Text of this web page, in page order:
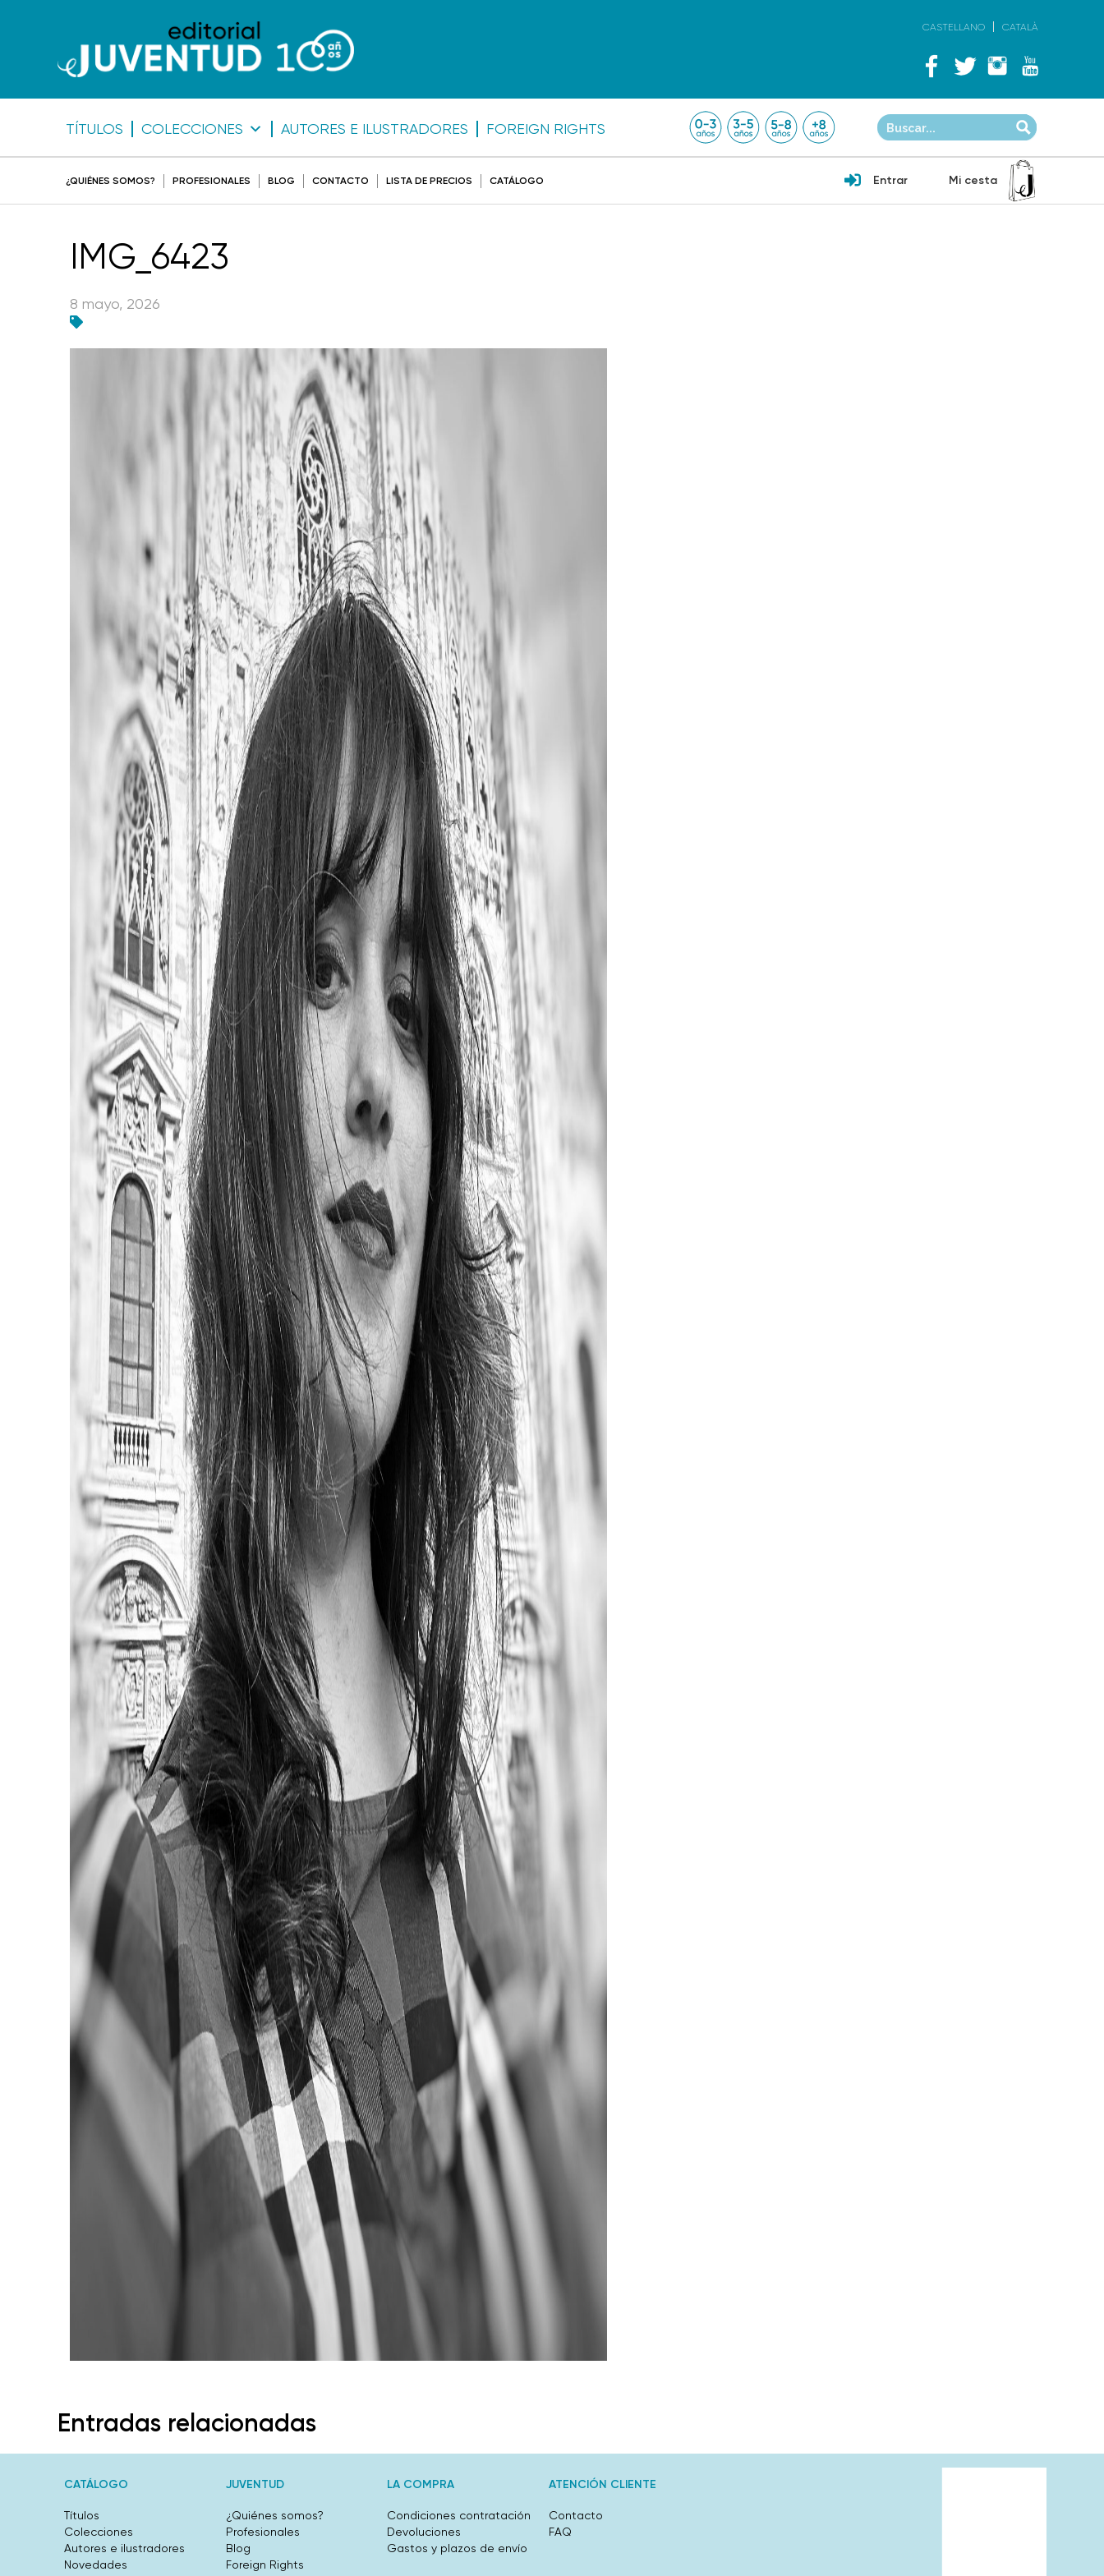
CASTELLANO CATALÀ
TÍTULOS COLECCIONES AUTORES E ILUSTRADORES FOREIGN RIGHTS
¿QUIÉNES SOMOS? PROFESIONALES BLOG CONTACTO LISTA DE PRECIOS CATÁLOGO Entrar Mi cesta
IMG_6423
8 mayo, 2026
Entradas relacionadas
CATÁLOGO
Títulos
Colecciones
Autores e ilustradores
Novedades
JUVENTUD
¿Quiénes somos?
Profesionales
Blog
Foreign Rights
LA COMPRA
Condiciones contratación
Devoluciones
Gastos y plazos de envío
ATENCIÓN CLIENTE
Contacto
FAQ